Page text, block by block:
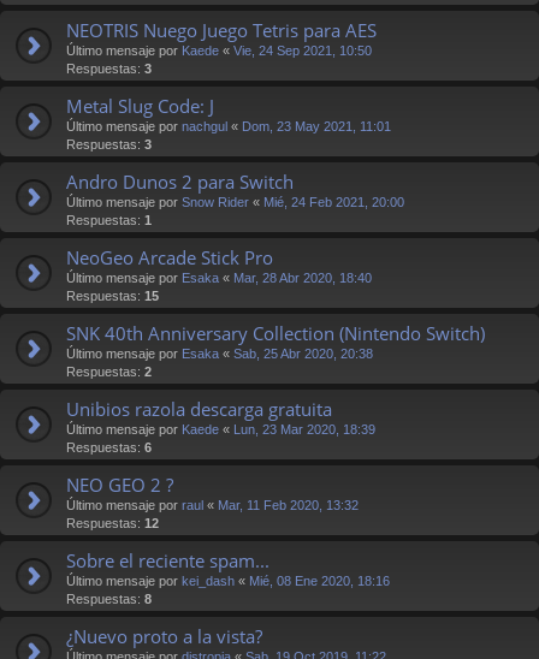
NEOTRIS Nuego Juego Tetris para AES
Último mensaje por Kaede « Vie, 24 Sep 2021, 10:50
Respuestas: 3
Metal Slug Code: J
Último mensaje por nachgul « Dom, 23 May 2021, 11:01
Respuestas: 3
Andro Dunos 2 para Switch
Último mensaje por Snow Rider « Mié, 24 Feb 2021, 20:00
Respuestas: 1
NeoGeo Arcade Stick Pro
Último mensaje por Esaka « Mar, 28 Abr 2020, 18:40
Respuestas: 15
SNK 40th Anniversary Collection (Nintendo Switch)
Último mensaje por Esaka « Sab, 25 Abr 2020, 20:38
Respuestas: 2
Unibios razola descarga gratuita
Último mensaje por Kaede « Lun, 23 Mar 2020, 18:39
Respuestas: 6
NEO GEO 2 ?
Último mensaje por raul « Mar, 11 Feb 2020, 13:32
Respuestas: 12
Sobre el reciente spam...
Último mensaje por kei_dash « Mié, 08 Ene 2020, 18:16
Respuestas: 8
¿Nuevo proto a la vista?
Último mensaje por distropia « Sab, 19 Oct 2019, 11:22